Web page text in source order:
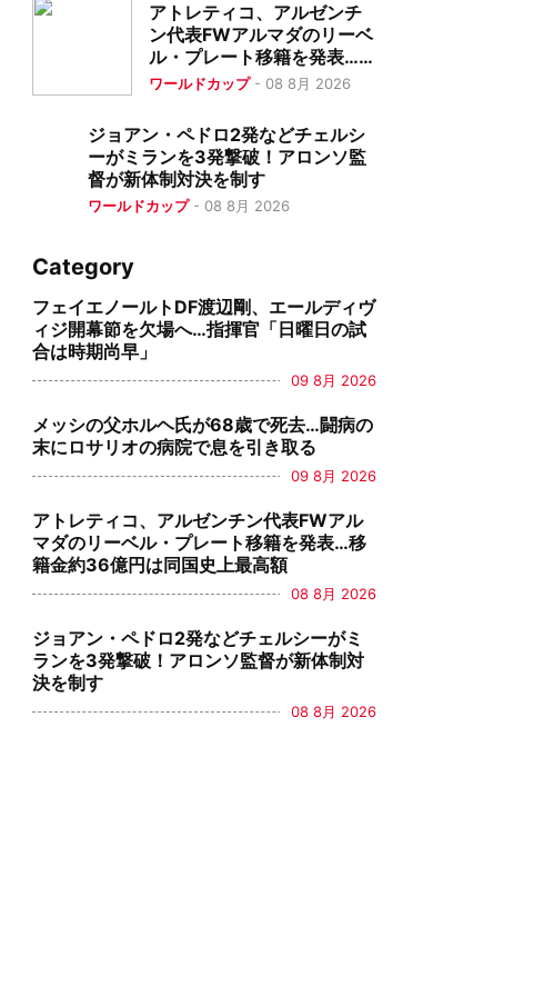
アトレティコ、アルゼンチ
ン代表FWアルマダのリーベ
ル・プレート移籍を発表…移
籍金約36億円は同国史上最
ワールドカップ- 08 8月 2026
ジョアン・ペドロ2発などチェルシ
ーがミランを3発撃破！アロンソ監
督が新体制対決を制す
ワールドカップ-08 8月 2026
Category
フェイエノールトDF渡辺剛、エールディヴ
ィジ開幕節を欠場へ…指揮官「日曜日の試
合は時期尚早」
09 8月 2026
メッシの父ホルヘ氏が68歳で死去…闘病の
末にロサリオの病院で息を引き取る
09 8月 2026
アトレティコ、アルゼンチン代表FWアル
マダのリーベル・プレート移籍を発表…移
籍金約36億円は同国史上最高額
08 8月 2026
ジョアン・ペドロ2発などチェルシーがミ
ランを3発撃破！アロンソ監督が新体制対
決を制す
08 8月 2026